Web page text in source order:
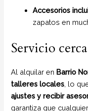
Accesorios
zapatos en
Servicio
Al alquilar enBarrio
talleres locales , lo
ajustes y recibir
garantiza que